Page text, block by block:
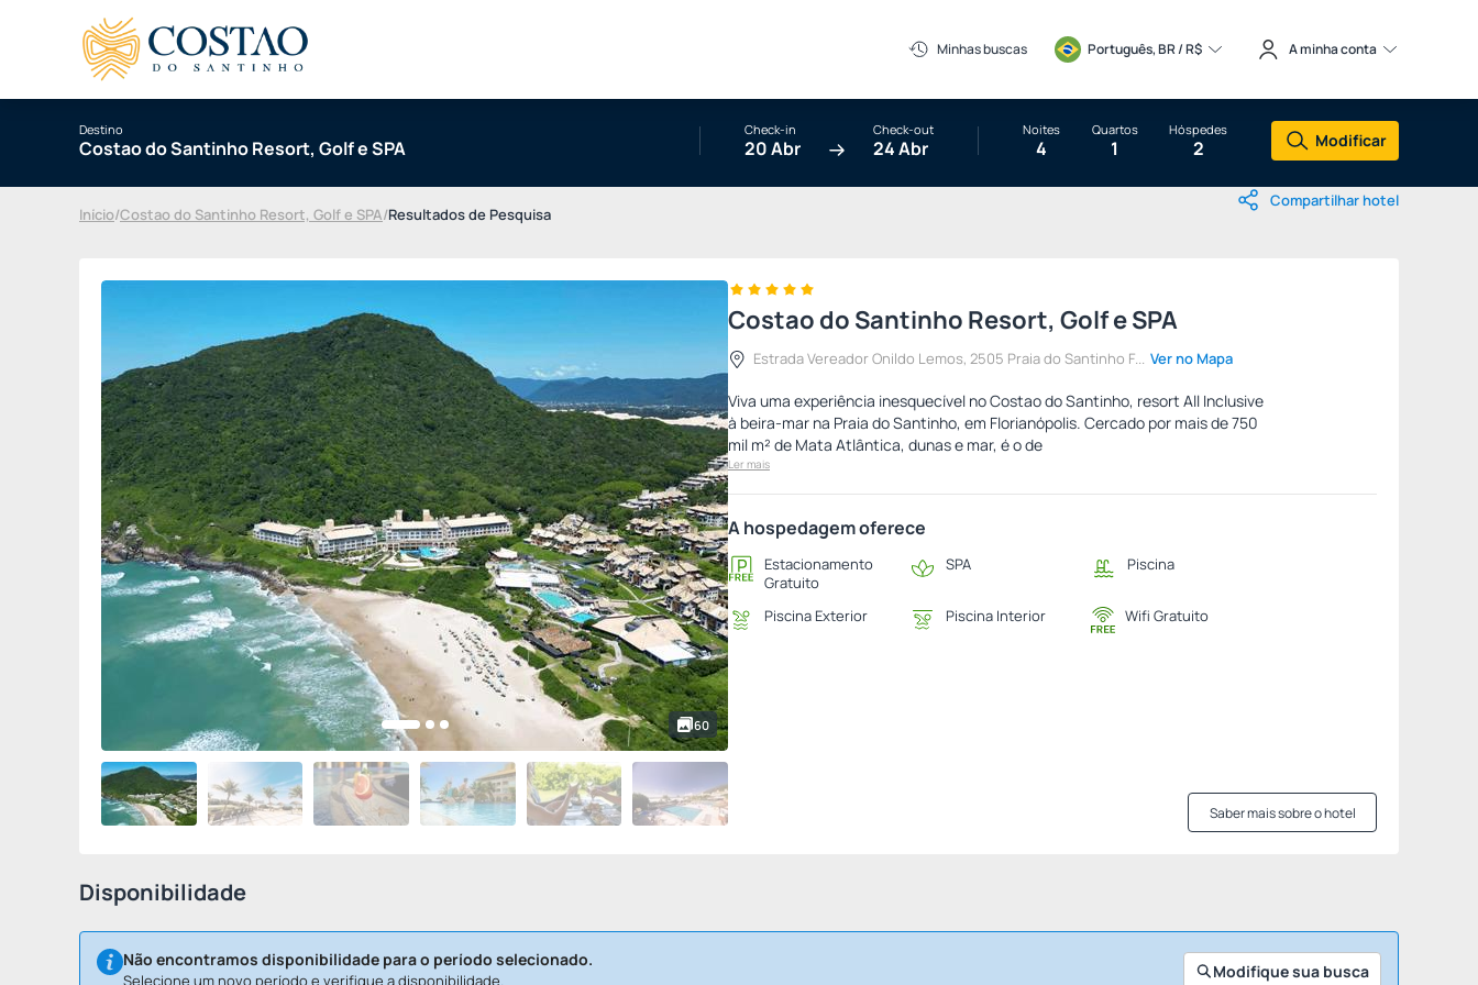
Minhas buscas Português, BR / R$ A minha conta
Destino
Costao do Santinho Resort, Golf e SPA
Check-in
20 Abr
Check-out
24 Abr
Noites
4
Quartos
1
Hóspedes
2 Modificar
Início/Costao do Santinho Resort, Golf e SPA/Resultados de Pesquisa
Compartilhar hotel
60
Costao do Santinho Resort, Golf e SPA
Estrada Vereador Onildo Lemos, 2505 Praia do Santinho F... Ver no Mapa
Viva uma experiência inesquecível no Costao do Santinho, resort All Inclusive
à beira-mar na Praia do Santinho, em Florianópolis. Cercado por mais de 750
mil m² de Mata Atlântica, dunas e mar, é o de
Ler mais
A hospedagem oferece
Estacionamento
Gratuito
SPA Piscina
Piscina Exterior Piscina Interior Wifi Gratuito
Saber mais sobre o hotel
Disponibilidade
Não encontramos disponibilidade para o período selecionado.
Selecione um novo período e verifique a disponibilidade. Modifique sua busca